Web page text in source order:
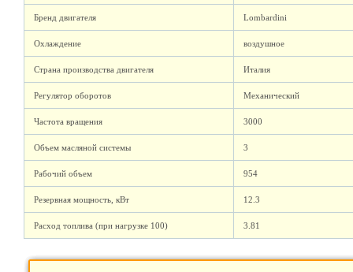
Бренд двигателя Lombardini
Охлаждение воздушное
Страна производства двигателя Италия
Регулятор оборотов Механический
Частота вращения 3000
Объем масляной системы 3
Рабочий объем 954
Резервная мощность, кВт 12.3
Расход топлива (при нагрузке 100) 3.81